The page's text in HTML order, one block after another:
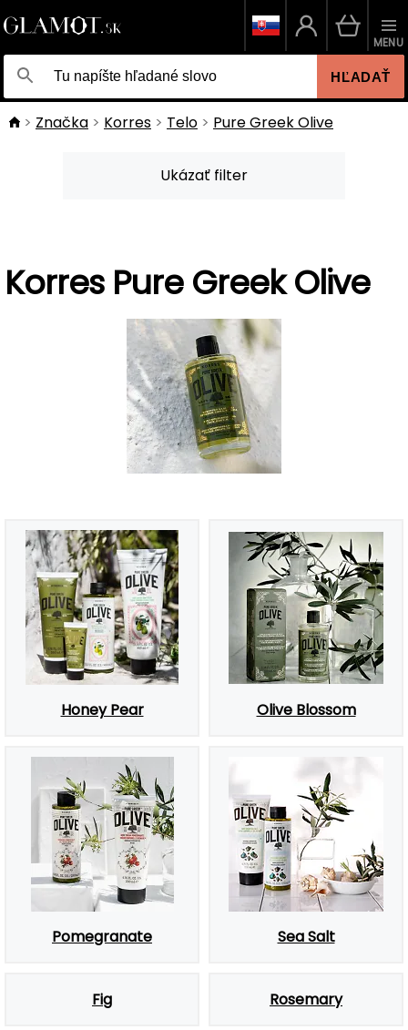
HĽADAŤ
MENU
Značka Korres Telo Pure Greek Olive
Ukázať filter
Korres Pure Greek Olive
Honey Pear Olive Blossom
Pomegranate Sea Salt
Fig Rosemary